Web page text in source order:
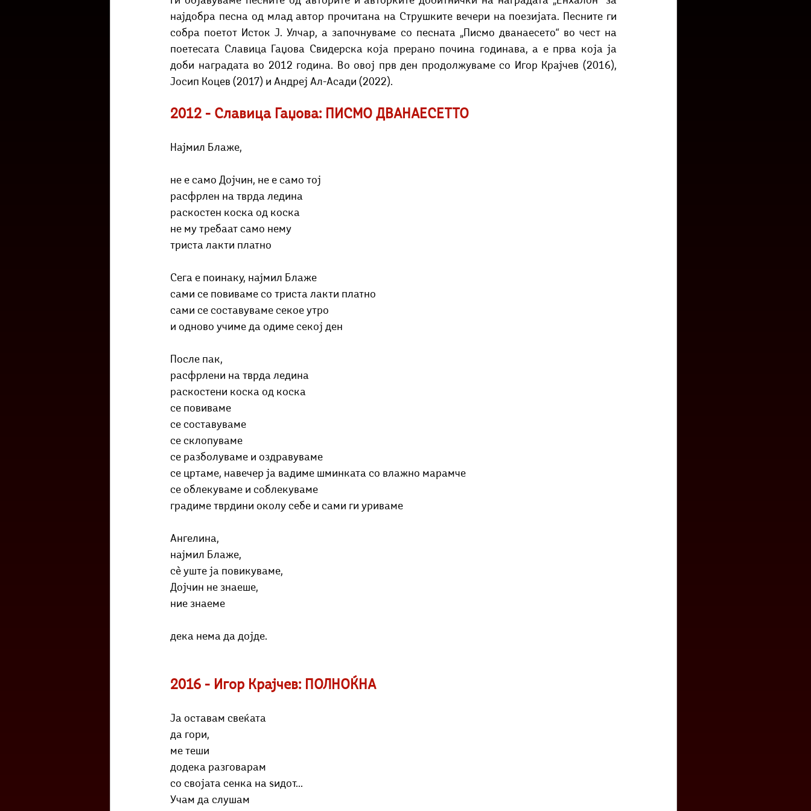
Мелемузика Скопски поетски фестивал Што има низ град?
Го зборевме ова?
најдобра песна од млад автор прочитана на Струшките вечери на поезијата. Песните ги
собра поетот Исток Ј. Улчар, а започнуваме со песната „Писмо дванаесето“ во чест на
поетесата Славица Гаџова Свидерска која прерано почина годинава, а е прва која ја
доби наградата во 2012 година. Во овој прв ден продолжуваме со Игор Крајчев (2016),
Јосип Коцев (2017) и Андреј Ал-Асади (2022).
2012 - Славица Гаџова: ПИСМО ДВАНАЕСЕТТО
Најмил Блаже,
не е само Дојчин, не е само тој
расфрлен на тврда ледина
раскостен коска од коска
не му требаат само нему
триста лакти платно
Сега е поинаку, најмил Блаже
сами се повиваме со триста лакти платно
сами се составуваме секое утро
и одново учиме да одиме секој ден
После пак,
расфрлени на тврда ледина
раскостени коска од коска
се повиваме
се составуваме
се склопуваме
се разболуваме и оздравуваме
се цртаме, навечер ја вадиме шминката со влажно марамче
се облекуваме и соблекуваме
градиме тврдини околу себе и сами ги уриваме
Ангелина,
најмил Блаже,
сè уште ја повикуваме,
Дојчин не знаеше,
ние знаеме
дека нема да дојде.
2016 - Игор Крајчев: ПОЛНОЌНА
Ја оставам свеќата
да гори,
ме теши
додека разговарам
со својата сенка на ѕидот...
Учам да слушам